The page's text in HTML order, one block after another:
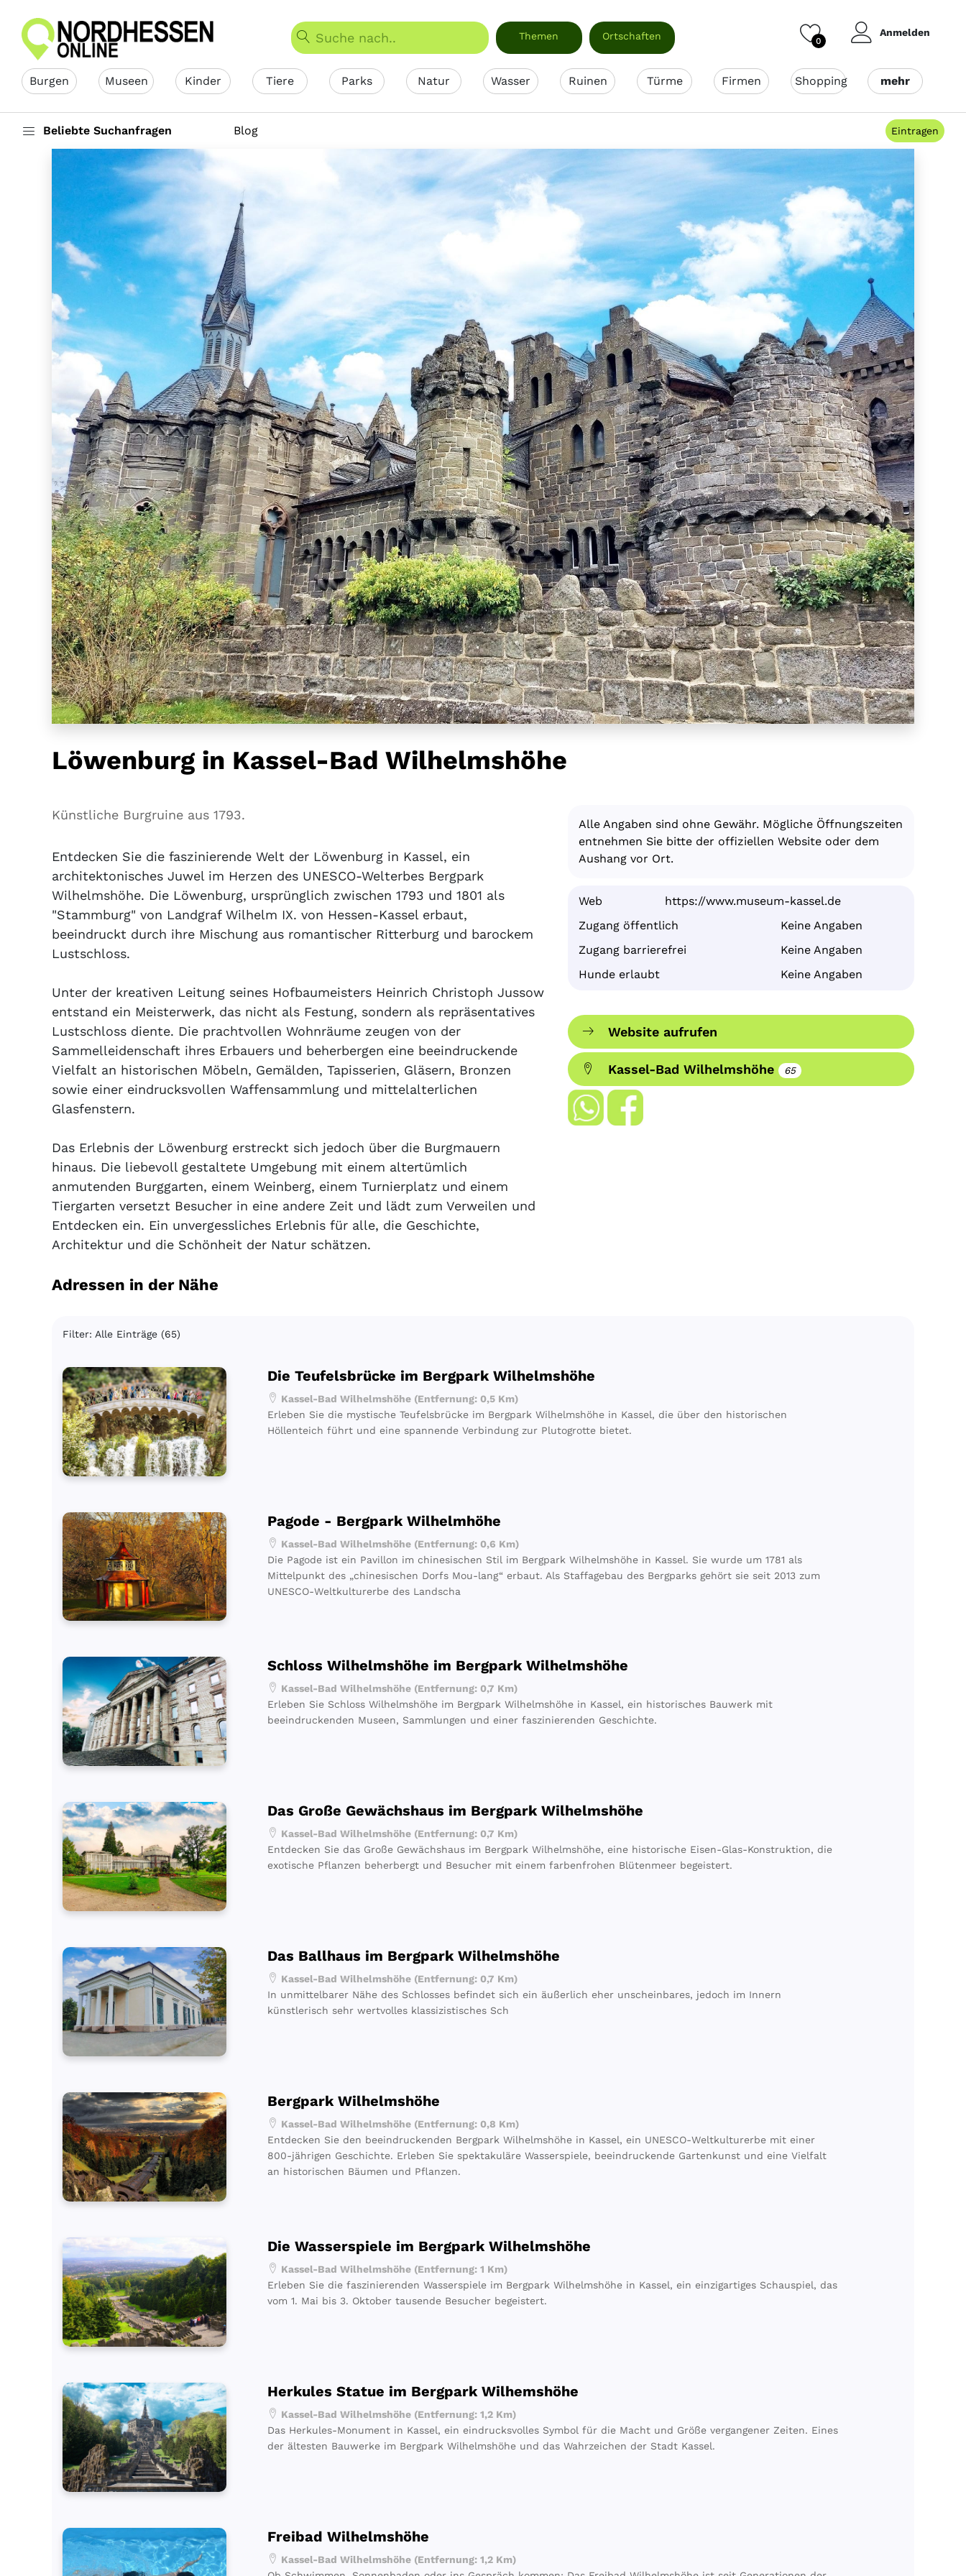
Themen Ortschaften 0
Anmelden
Burgen Museen Kinder Tiere Parks Natur Wasser Ruinen Türme Firmen Shopping mehr
Beliebte Suchanfragen Blog Eintragen
Löwenburg in Kassel-Bad Wilhelmshöhe
Künstliche Burgruine aus 1793.
Entdecken Sie die faszinierende Welt der Löwenburg in Kassel, ein
architektonisches Juwel im Herzen des UNESCO-Welterbes Bergpark
Wilhelmshöhe. Die Löwenburg, ursprünglich zwischen 1793 und 1801 als
"Stammburg" von Landgraf Wilhelm IX. von Hessen-Kassel erbaut,
beeindruckt durch ihre Mischung aus romantischer Ritterburg und barockem
Lustschloss.
Unter der kreativen Leitung seines Hofbaumeisters Heinrich Christoph Jussow
entstand ein Meisterwerk, das nicht als Festung, sondern als repräsentatives
Lustschloss diente. Die prachtvollen Wohnräume zeugen von der
Sammelleidenschaft ihres Erbauers und beherbergen eine beeindruckende
Vielfalt an historischen Möbeln, Gemälden, Tapisserien, Gläsern, Bronzen
sowie einer eindrucksvollen Waffensammlung und mittelalterlichen
Glasfenstern.
Das Erlebnis der Löwenburg erstreckt sich jedoch über die Burgmauern
hinaus. Die liebevoll gestaltete Umgebung mit einem altertümlich
anmutenden Burggarten, einem Weinberg, einem Turnierplatz und einem
Tiergarten versetzt Besucher in eine andere Zeit und lädt zum Verweilen und
Entdecken ein. Ein unvergessliches Erlebnis für alle, die Geschichte,
Architektur und die Schönheit der Natur schätzen.
Alle Angaben sind ohne Gewähr. Mögliche Öffnungszeiten
entnehmen Sie bitte der offiziellen Website oder dem
Aushang vor Ort.
Web
https://www.museum-kassel.de
Zugang öffentlich
Keine Angaben
Zugang barrierefrei
Keine Angaben
Hunde erlaubt
Keine Angaben
Website aufrufen
Kassel-Bad Wilhelmshöhe 65
Adressen in der Nähe
Filter: Alle Einträge (65)
Die Teufelsbrücke im Bergpark Wilhelmshöhe
Kassel-Bad Wilhelmshöhe (Entfernung: 0,5 Km)
Erleben Sie die mystische Teufelsbrücke im Bergpark Wilhelmshöhe in Kassel, die über den historischen
Höllenteich führt und eine spannende Verbindung zur Plutogrotte bietet.
Pagode - Bergpark Wilhelmhöhe
Kassel-Bad Wilhelmshöhe (Entfernung: 0,6 Km)
Die Pagode ist ein Pavillon im chinesischen Stil im Bergpark Wilhelmshöhe in Kassel. Sie wurde um 1781 als
Mittelpunkt des „chinesischen Dorfs Mou-lang“ erbaut. Als Staffagebau des Bergparks gehört sie seit 2013 zum
UNESCO-Weltkulturerbe des Landscha
Schloss Wilhelmshöhe im Bergpark Wilhelmshöhe
Kassel-Bad Wilhelmshöhe (Entfernung: 0,7 Km)
Erleben Sie Schloss Wilhelmshöhe im Bergpark Wilhelmshöhe in Kassel, ein historisches Bauwerk mit
beeindruckenden Museen, Sammlungen und einer faszinierenden Geschichte.
Das Große Gewächshaus im Bergpark Wilhelmshöhe
Kassel-Bad Wilhelmshöhe (Entfernung: 0,7 Km)
Entdecken Sie das Große Gewächshaus im Bergpark Wilhelmshöhe, eine historische Eisen-Glas-Konstruktion, die
exotische Pflanzen beherbergt und Besucher mit einem farbenfrohen Blütenmeer begeistert.
Das Ballhaus im Bergpark Wilhelmshöhe
Kassel-Bad Wilhelmshöhe (Entfernung: 0,7 Km)
In unmittelbarer Nähe des Schlosses befindet sich ein äußerlich eher unscheinbares, jedoch im Innern
künstlerisch sehr wertvolles klassizistisches Sch
Bergpark Wilhelmshöhe
Kassel-Bad Wilhelmshöhe (Entfernung: 0,8 Km)
Entdecken Sie den beeindruckenden Bergpark Wilhelmshöhe in Kassel, ein UNESCO-Weltkulturerbe mit einer
800-jährigen Geschichte. Erleben Sie spektakuläre Wasserspiele, beeindruckende Gartenkunst und eine Vielfalt
an historischen Bäumen und Pflanzen.
Die Wasserspiele im Bergpark Wilhelmshöhe
Kassel-Bad Wilhelmshöhe (Entfernung: 1 Km)
Erleben Sie die faszinierenden Wasserspiele im Bergpark Wilhelmshöhe in Kassel, ein einzigartiges Schauspiel, das
vom 1. Mai bis 3. Oktober tausende Besucher begeistert.
Herkules Statue im Bergpark Wilhemshöhe
Kassel-Bad Wilhelmshöhe (Entfernung: 1,2 Km)
Das Herkules-Monument in Kassel, ein eindrucksvolles Symbol für die Macht und Größe vergangener Zeiten. Eines
der ältesten Bauwerke im Bergpark Wilhelmshöhe und das Wahrzeichen der Stadt Kassel.
Freibad Wilhelmshöhe
Kassel-Bad Wilhelmshöhe (Entfernung: 1,2 Km)